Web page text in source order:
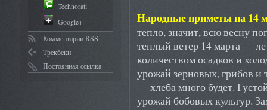
Technorati
Google+
Комментарии RSS
Трекбеки
Постоянная ссылка
Народные приметы на 14
тепло, значит, всю весну
теплый ветер 14 марта —
количеством осадков и
урожай зерновых, грибов
— хлеба много будет.
урожай бобовых культур.